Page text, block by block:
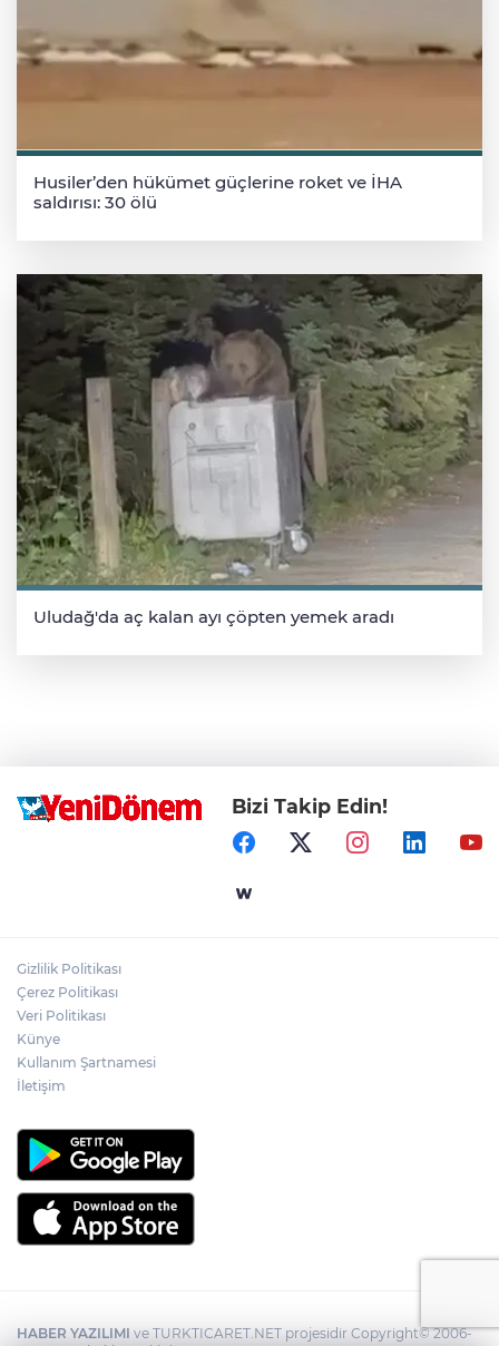
Husiler’den hükümet güçlerine roket ve İHA
saldırısı: 30 ölü
Uludağ'da aç kalan ayı çöpten yemek aradı
Bizi Takip Edin!
Gizlilik Politikası
Çerez Politikası
Veri Politikası
Künye
Kullanım Şartnamesi
İletişim
HABER YAZILIMI ve TURKTICARET.NET projesidir Copyright© 2006-